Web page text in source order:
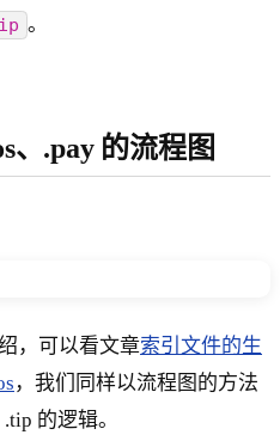
。
、.pay 的流程图
，可以看文章索引文件的生
，我们同样以流程图的方法
的逻辑。